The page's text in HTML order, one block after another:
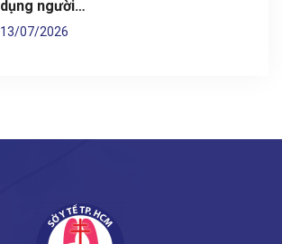
dụng người…
13/07/2026